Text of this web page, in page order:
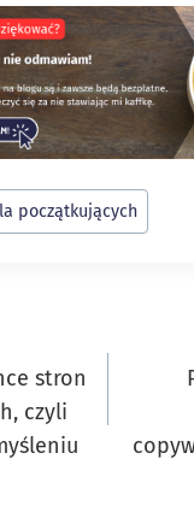
początkujących
stron
czyli